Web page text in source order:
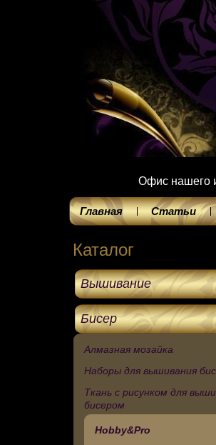
Офис нашего
Главная Статьи
Каталог
Вышивание
Бисер
Алмазная мозайка
Наборы для вышивания
Ткань с рисунком для
бисером
Hobby&Pro